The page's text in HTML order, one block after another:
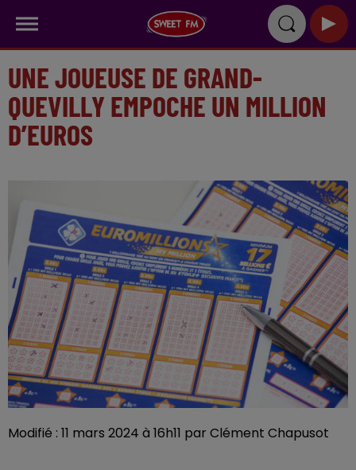
UNE JOUEUSE DE GRAND-
QUEVILLY EMPOCHE UN MILLION
D’EUROS
Modifié : 11 mars 2024 à 16h11 par Clément Chapusot